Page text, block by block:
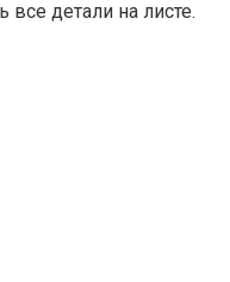
все детали на листе.